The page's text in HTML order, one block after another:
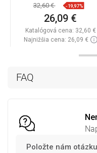
FAQ
Položte nám otázku
32,60 € -19,97%
26,09 €
Katalógová cena: 32,60 €
Najnižšia cena: 26,09 €